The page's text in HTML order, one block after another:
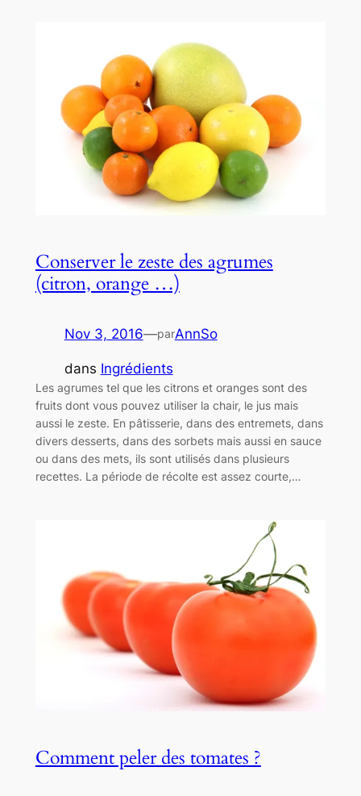
Conserver le zeste des agrumes
(citron, orange …)
Nov 3, 2016—parAnnSo
dans Ingrédients
Les agrumes tel que les citrons et oranges sont des
fruits dont vous pouvez utiliser la chair, le jus mais
aussi le zeste. En pâtisserie, dans des entremets, dans
divers desserts, dans des sorbets mais aussi en sauce
ou dans des mets, ils sont utilisés dans plusieurs
recettes. La période de récolte est assez courte,…
Comment peler des tomates ?